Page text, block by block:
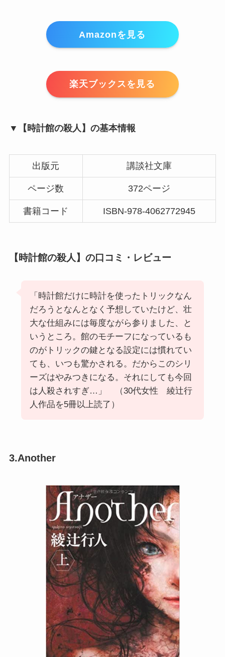
Amazonを見る
楽天ブックスを見る
▼【時計館の殺人】の基本情報
出版元 講談社文庫
ページ数 372ページ
書籍コード ISBN-978-4062772945
【時計館の殺人】の口コミ・レビュー
「時計館だけに時計を使ったトリックなん
だろうとなんとなく予想していたけど、壮
大な仕組みには毎度ながら参りました、と
いうところ。館のモチーフになっているも
のがトリックの鍵となる設定には慣れてい
ても、いつも驚かされる。だからこのシリ
ーズはやみつきになる。それにしても今回
は人殺されすぎ…」 （30代女性 綾辻行
人作品を5冊以上読了）
3.Another